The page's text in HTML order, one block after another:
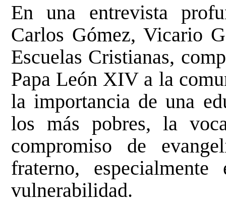
En una entrevista
Carlos Gómez, Vicario
Escuelas Cristianas,
Papa León XIV a la
la importancia de una
los más pobres, la
compromiso de
fraterno,
vulnerabilidad.